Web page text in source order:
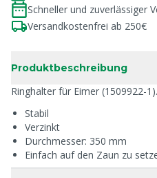
Schneller und zuverlässiger
Versandkostenfrei ab 250€
Produktbeschreibung
Ringhalter für Eimer (1509922-1).
Stabil
Verzinkt
Durchmesser: 350 mm
Einfach auf den Zaun zu